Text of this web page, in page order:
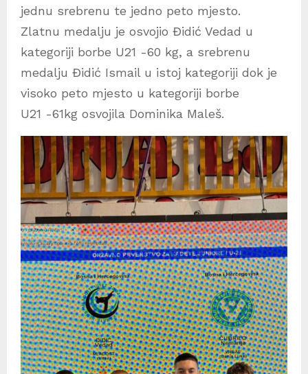
jednu srebrenu te jedno peto mjesto.
Zlatnu medalju je osvojio Đidić Vedad u
kategoriji borbe U21 -60 kg, a srebrenu
medalju Đidić Ismail u istoj kategoriji dok je
visoko peto mjesto u kategoriji borbe
U21 -61kg osvojila Dominika Maleš.